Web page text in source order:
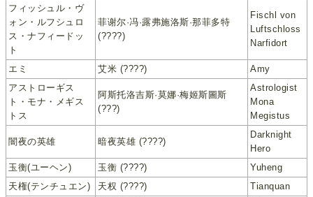
フィッシュル・ヴ
ォン・ルフシュロ
ス・ナフィードッ
ト
菲谢尔·冯·露弗施洛斯·那菲多特
(????)
Fischl von
Luftschloss
Narfidort
エミ 艾米 (????)
Amy
アストローギス
ト・モナ・メギス
トス
阿斯托洛吉斯·莫娜·梅姬斯圖斯
(???)
Astrologist
Mona
Megistus
闇夜の英雄 暗夜英雄 (????)
Darknight
Hero
玉衡(ユーヘン)
玉衡 (????)
Yuheng
天権(テンチュエン)
天权 (????)
Tianquan